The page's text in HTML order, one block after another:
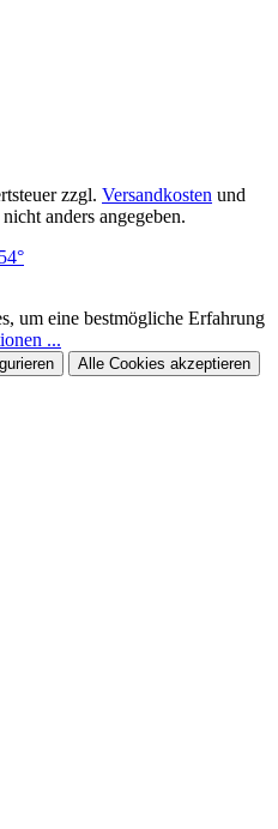
zzgl. Versandkosten und
anders angegeben.
54°
um eine bestmögliche Erfahrung
...
Alle Cookies akzeptieren